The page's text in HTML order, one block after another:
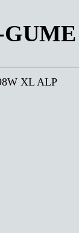
GUME
XL ALP